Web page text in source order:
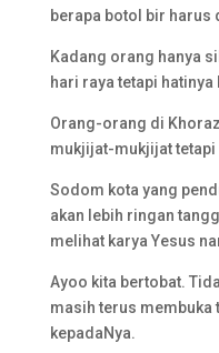
berapa botol bir harus
Kadang orang hanya
hari raya tetapi
Orang-orang di
mukjijat-mukjijat tetapi
Sodom kota yang
akan lebih ringan
melihat karya Yesus
Ayoo kita bertobat.
masih terus membuka
kepadaNya.